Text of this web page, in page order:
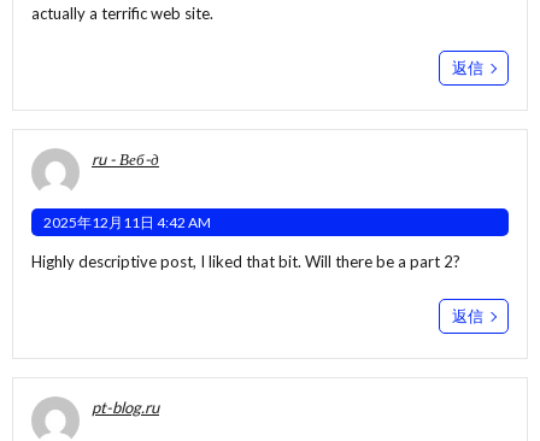
actually a terrific web site.
返信
ru - Веб-д
2025年12月11日 4:42 AM
Highly descriptive post, I liked that bit. Will there be a part 2?
返信
pt-blog.ru